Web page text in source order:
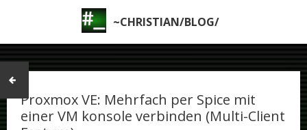
~CHRISTIAN/BLOG/
Proxmox VE: Mehrfach per Spice mit
einer VM konsole verbinden (Multi-Client